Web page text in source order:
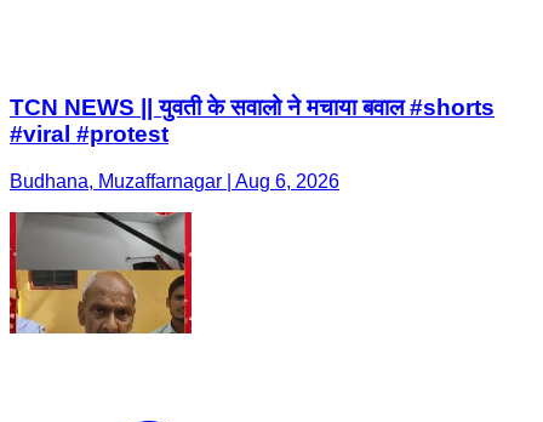
TCN NEWS || युवती के सवालो ने मचाया बवाल #shorts
#viral #protest
Budhana, Muzaffarnagar | Aug 6, 2026